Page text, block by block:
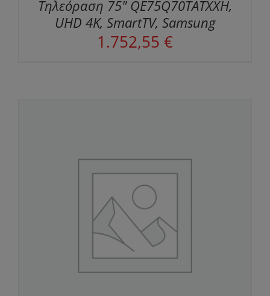
Τηλεόραση 75" QE75Q70TATXXH,
UHD 4K, SmartTV, Samsung
1.752,55 €